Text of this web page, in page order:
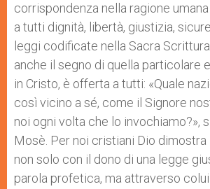
corrispondenza nella ragione
a tutti dignità, libertà, giustizia,
leggi codificate nella Sacra
anche il segno di quella particolare
in Cristo, è offerta a tutti: «Quale
così vicino a sé, come il Signore
noi ogni volta che lo invochiamo?»,
Mosè. Per noi cristiani Dio dimostra
non solo con il dono di una legge
parola profetica, ma attraverso